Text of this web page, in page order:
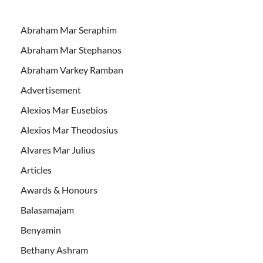
Abraham Mar Seraphim
Abraham Mar Stephanos
Abraham Varkey Ramban
Advertisement
Alexios Mar Eusebios
Alexios Mar Theodosius
Alvares Mar Julius
Articles
Awards & Honours
Balasamajam
Benyamin
Bethany Ashram